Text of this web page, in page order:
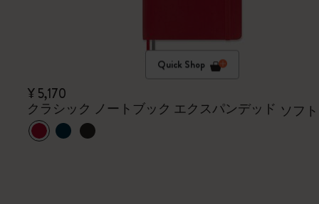
Quick Shop
¥ 5,170
クラシック ノートブック エクスパンデッド ソフ